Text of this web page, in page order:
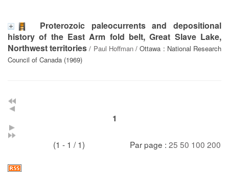
Proterozoic paleocurrents and depositional
history of the East Arm fold belt, Great Slave Lake,
Northwest territories / Paul Hoffman/ Ottawa : National Research
Council of Canada (1969)
1
(1 - 1 / 1) Par page : 25 50 100 200